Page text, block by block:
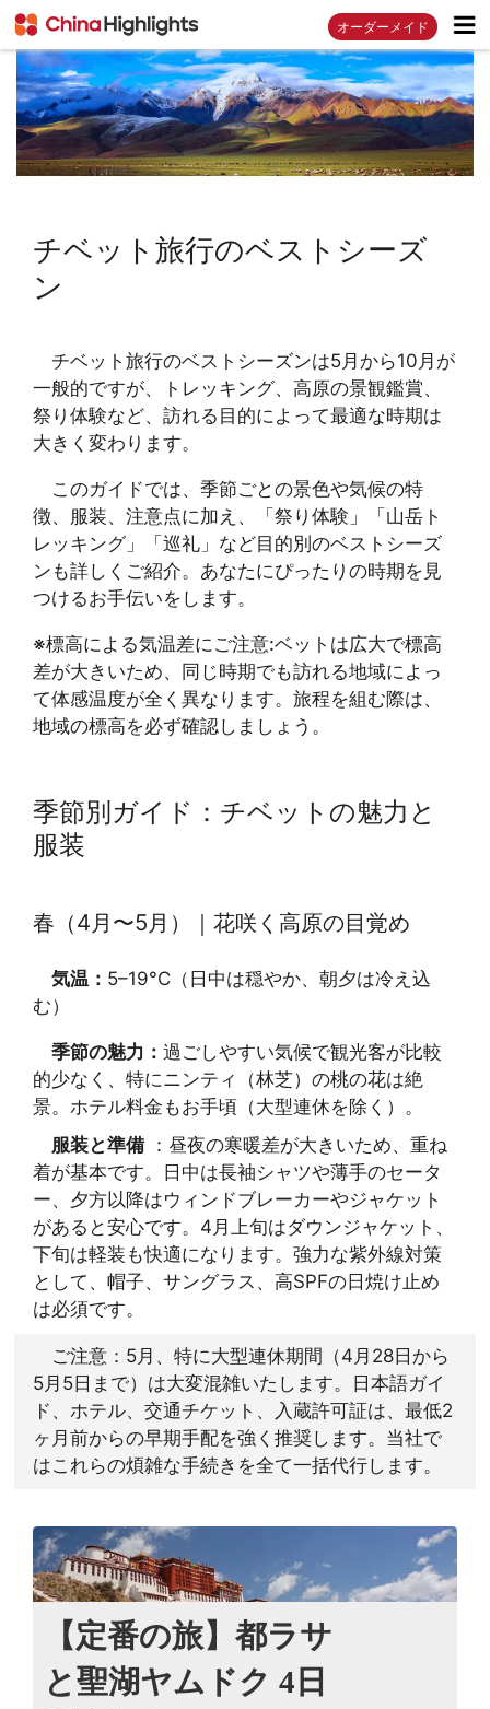
オーダーメイド
チベット旅行のベストシーズ
ン
チベット旅行のベストシーズンは5月から10月が
一般的ですが、トレッキング、高原の景観鑑賞、
祭り体験など、訪れる目的によって最適な時期は
大きく変わります。
このガイドでは、季節ごとの景色や気候の特
徴、服装、注意点に加え、「祭り体験」「山岳ト
レッキング」「巡礼」など目的別のベストシーズ
ンも詳しくご紹介。あなたにぴったりの時期を見
つけるお手伝いをします。
※標高による気温差にご注意:ベットは広大で標高
差が大きいため、同じ時期でも訪れる地域によっ
て体感温度が全く異なります。旅程を組む際は、
地域の標高を必ず確認しましょう。
季節別ガイド：チベットの魅力と
服装
春（4月〜5月）｜花咲く高原の目覚め
気温： 5–19°C（日中は穏やか、朝夕は冷え込
む）
季節の魅力： 過ごしやすい気候で観光客が比較
的少なく、特にニンティ（林芝）の桃の花は絶
景。ホテル料金もお手頃（大型連休を除く）。
服装と準備：昼夜の寒暖差が大きいため、重ね
着が基本です。日中は長袖シャツや薄手のセータ
ー、夕方以降はウィンドブレーカーやジャケット
があると安心です。4月上旬はダウンジャケット、
下旬は軽装も快適になります。強力な紫外線対策
として、帽子、サングラス、高SPFの日焼け止め
は必須です。
ご注意：5月、特に大型連休期間（4月28日から
5月5日まで）は大変混雑いたします。日本語ガイ
ド、ホテル、交通チケット、入蔵許可証は、最低2
ヶ月前からの早期手配を強く推奨します。当社で
はこれらの煩雑な手続きを全て一括代行します。
【定番の旅】都ラサ
と聖湖ヤムドク 4日